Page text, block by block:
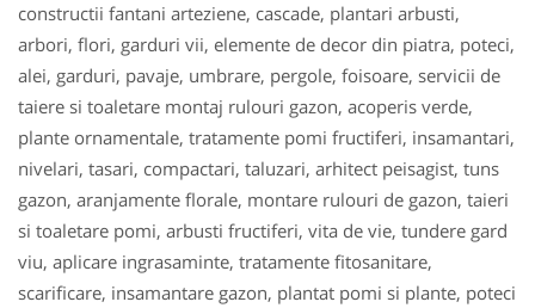
constructii fantani arteziene, cascade, plantari arbusti,
arbori, flori, garduri vii, elemente de decor din piatra, poteci,
alei, garduri, pavaje, umbrare, pergole, foisoare, servicii de
taiere si toaletare montaj rulouri gazon, acoperis verde,
plante ornamentale, tratamente pomi fructiferi, insamantari,
nivelari, tasari, compactari, taluzari, arhitect peisagist, tuns
gazon, aranjamente florale, montare rulouri de gazon, taieri
si toaletare pomi, arbusti fructiferi, vita de vie, tundere gard
viu, aplicare ingrasaminte, tratamente fitosanitare,
scarificare, insamantare gazon, plantat pomi si plante, poteci